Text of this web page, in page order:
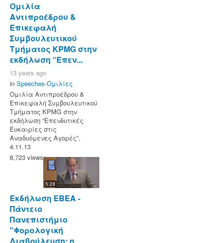
Ομιλία
Αντιπροέδρου &
Επικεφαλή
Συμβουλευτικού
Τμήματος KPMG στην
εκδήλωση “Επεν...
13 years ago
in Speeches-Ομιλίες
Ομιλία Αντιπροέδρου &
Επικεφαλή Συμβουλευτικού
Τμήματος KPMG στην
εκδήλωση “Επενδυτικές
Ευκαιρίες στις
Αναδυόμενες Αγορές”,
4.11.13
8,723 views
5:28
Εκδήλωση ΕΒΕΑ -
Πάντειο
Πανεπιστήμιο
"Φορολογική